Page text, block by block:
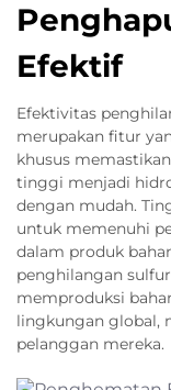
Efektif
Efektivitas
merupakan fitur
khusus
tinggi menjadi
dengan mudah.
untuk memenuhi
dalam produk
penghilangan
memproduksi
lingkungan global,
pelanggan mereka.